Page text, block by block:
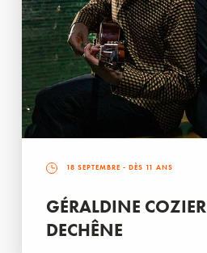
18 SEPTEMBRE - DÈS 11 ANS
GÉRALDINE
DECHÊNE